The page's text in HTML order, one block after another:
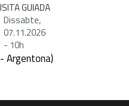
GUIADA
Dissabte,
07.11.2026
- 10h
Argentona)